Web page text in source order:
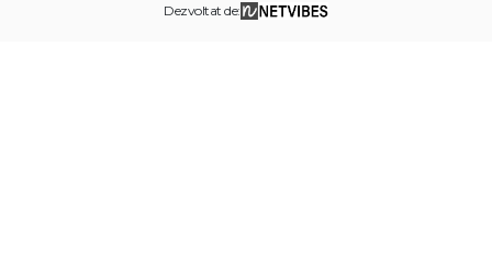
Dezvoltat de: